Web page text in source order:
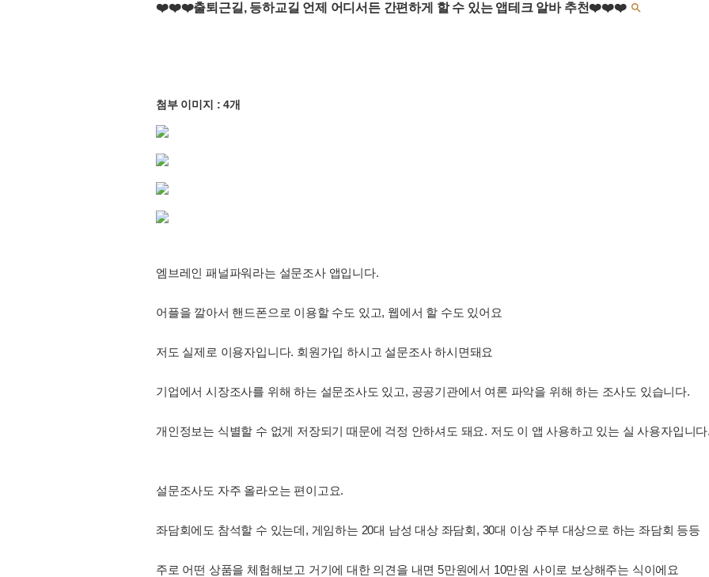
❤️❤️❤️출퇴근길, 등하교길 언제 어디서든 간편하게 할 수 있는 앱테크 알바 추천❤️❤️❤️ 
첨부 이미지 : 4개
엠브레인 패널파워라는 설문조사 앱입니다.
어플을 깔아서 핸드폰으로 이용할 수도 있고, 웹에서 할 수도 있어요
저도 실제로 이용자입니다. 회원가입 하시고 설문조사 하시면돼요
기업에서 시장조사를 위해 하는 설문조사도 있고, 공공기관에서 여론 파악을 위해 하는 조사도 있습니다.
개인정보는 식별할 수 없게 저장되기 때문에 걱정 안하셔도 돼요. 저도 이 앱 사용하고 있는 실 사용자입니
설문조사도 자주 올라오는 편이고요.
좌담회에도 참석할 수 있는데, 게임하는 20대 남성 대상 좌담회, 30대 이상 주부 대상으로 하는 좌담회 등등
주로 어떤 상품을 체험해보고 거기에 대한 의견을 내면 5만원에서 10만원 사이로 보상해주는 식이에요